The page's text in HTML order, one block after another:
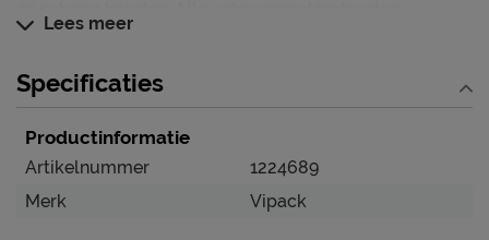
evenals de garantie op het bed, vind je terug bij het
Lees meer
Specificaties
Productinformatie
Artikelnummer
1224689
Merk
Vipack